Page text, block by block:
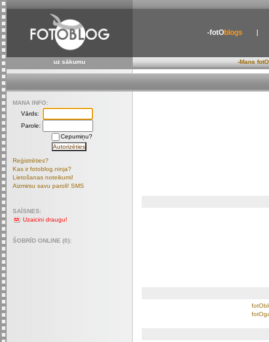
-fotOblogs
uz sākumu -Mans
MANA INFO:
Vārds:
Parole:
Cepumiņu?
Reģistrēties?
Kas ir fotoblog.ninja?
Lietošanas noteikumi!
Aizmirsu savu paroli! SMS
SAĪSNES:
Uzaicini draugu!
ŠOBRĪD ONLINE (0):